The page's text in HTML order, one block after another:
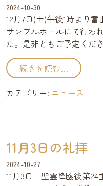
2024-10-30
12月7日(土)午後1時より
サンブルホールにて行わ
た。是非ともご予定くだ
続きを読む… from
カテゴリー: ニュース
11月3日の礼拝
2024-10-27
11月3日 聖霊降臨後第